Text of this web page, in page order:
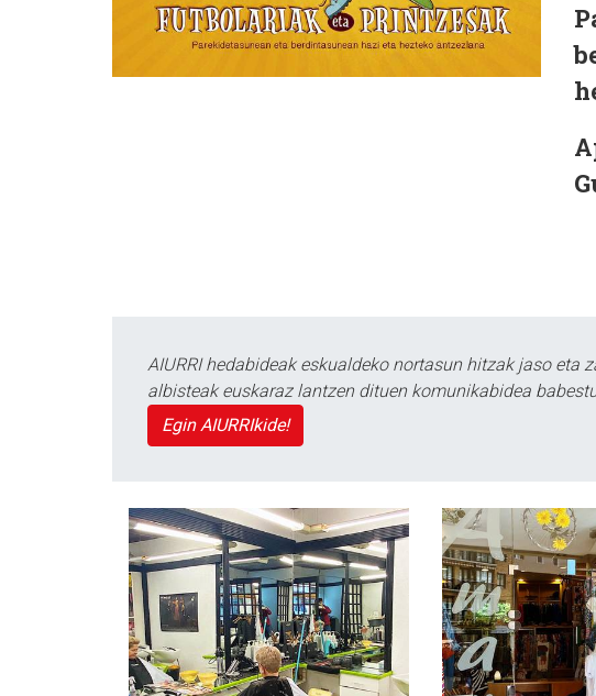
AIURRI hedabideak eskualdeko nortasun hitzak jaso eta
albisteak euskaraz lantzen dituen komunikabidea
Egin AIURRIkide!